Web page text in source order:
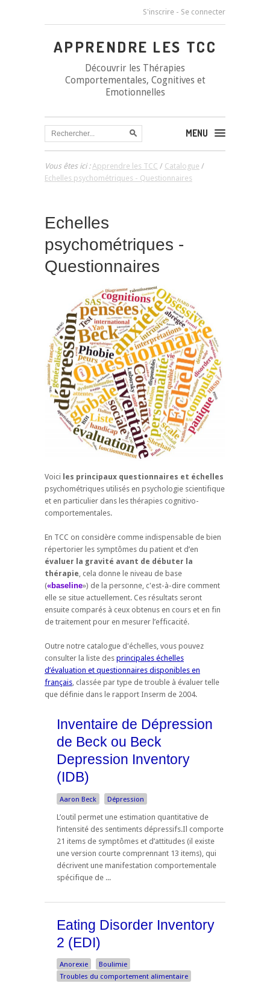
S'inscrire - Se connecter
APPRENDRE LES TCC
Découvrir les Thérapies
Comportementales, Cognitives et
Emotionnelles
MENU
Vous êtes ici :Apprendre les TCC / Catalogue /
Echelles psychométriques - Questionnaires
Echelles
psychométriques -
Questionnaires
Voici les principaux questionnaires et échelles
psychométriques utilisés en psychologie scientifique
et en particulier dans les thérapies cognitivo-
comportementales.
En TCC on considère comme indispensable de bien
répertorier les symptômes du patient et d’en
évaluer la gravité avant de débuter la
thérapie, cela donne le niveau de base
(«baseline») de la personne, c'est-à-dire comment
elle se situe actuellement. Ces résultats seront
ensuite comparés à ceux obtenus en cours et en fin
de traitement pour en mesurer l’efficacité.
Outre notre catalogue d'échelles, vous pouvez
consulter la liste des principales échelles
d’évaluation et questionnaires disponibles en
français, classée par type de trouble à évaluer telle
que définie dans le rapport Inserm de 2004.
Inventaire de Dépression
de Beck ou Beck
Depression Inventory
(IDB)
Aaron Beck Dépression
L’outil permet une estimation quantitative de
l’intensité des sentiments dépressifs.Il comporte
21 items de symptômes et d’attitudes (il existe
une version courte comprennant 13 items), qui
décrivent une manifestation comportementale
spécifique de ...
Eating Disorder Inventory
2 (EDI)
Anorexie
Boulimie
Troubles du comportement alimentaire